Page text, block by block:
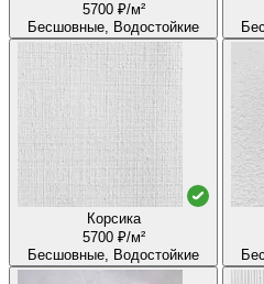
5700 ₽/м²
Бесшовные, Водостойкие
Корсика
5700 ₽/м²
Бесшовные, Водостойкие